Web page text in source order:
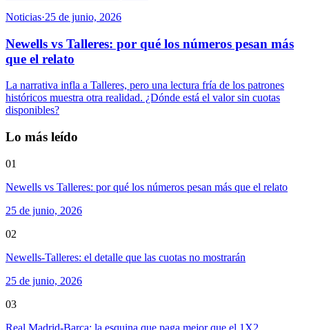
Noticias·25 de junio, 2026
Newells vs Talleres: por qué los números pesan más
que el relato
La narrativa infla a Talleres, pero una lectura fría de los patrones
históricos muestra otra realidad. ¿Dónde está el valor sin cuotas
disponibles?
Lo más leído
01
Newells vs Talleres: por qué los números pesan más que el relato
25 de junio, 2026
02
Newells-Talleres: el detalle que las cuotas no mostrarán
25 de junio, 2026
03
Real Madrid-Barça: la esquina que paga mejor que el 1X2